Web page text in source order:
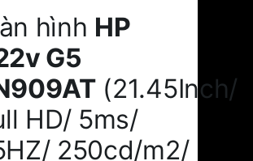
hình HP
G5
(21.45Inch/
HD/ 5ms/
250cd/m2/